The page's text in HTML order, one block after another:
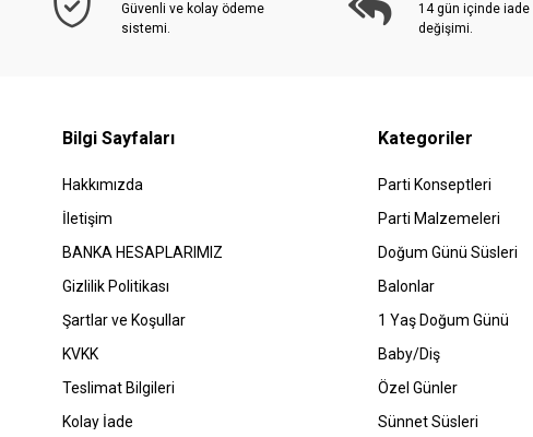
Güvenli ve kolay ödeme
sistemi.
14 gün içinde iade
değişimi.
Bilgi Sayfaları
Hakkımızda
İletişim
BANKA HESAPLARIMIZ
Gizlilik Politikası
Şartlar ve Koşullar
KVKK
Teslimat Bilgileri
Kolay İade
Kategoriler
Parti Konseptleri
Parti Malzemeleri
Doğum Günü Süsleri
Balonlar
1 Yaş Doğum Günü
Baby/Diş
Özel Günler
Sünnet Süsleri